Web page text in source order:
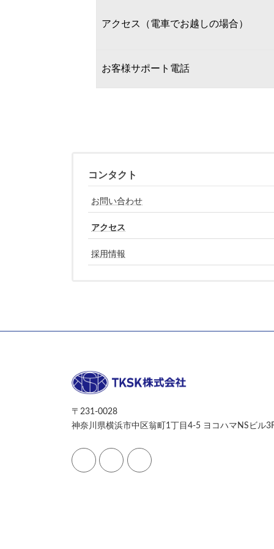
アクセス（電車でお越しの場合）
お客様サポート電話
コンタクト
お問い合わせ
アクセス
採用情報
〒231-0028
神奈川県横浜市中区翁町1丁目4-5 ヨコハマNSビル